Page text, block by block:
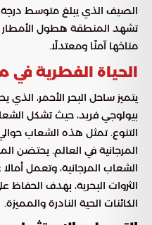
مناخها آمنًا ومعتدلًا.
الحياة الفطرية في
يتميز ساحل البحر الأحمر، الذي
بيولوجي فريد، حيث تشكل
الشعاب المرجانية، وتعمل
الثروات البحرية، بهدف
الكائنات الحية النادرة والمميزة.